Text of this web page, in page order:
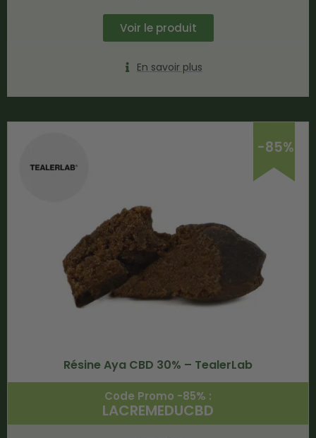
Voir le produit
En savoir plus
-85%
Résine Aya CBD 30% – TealerLab
Code Promo -85% :
LACREMEDUCBD